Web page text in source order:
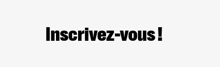
Inscrivez-vous !